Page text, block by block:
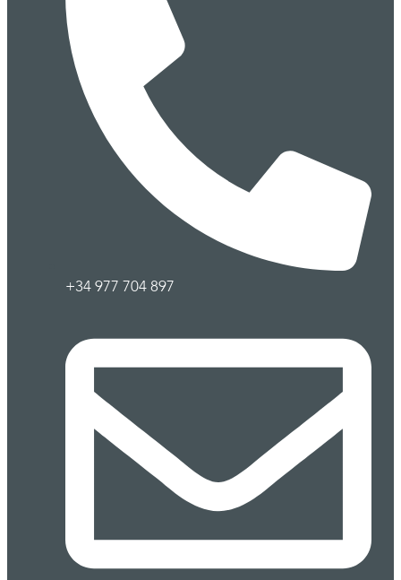
+34 977 704 897